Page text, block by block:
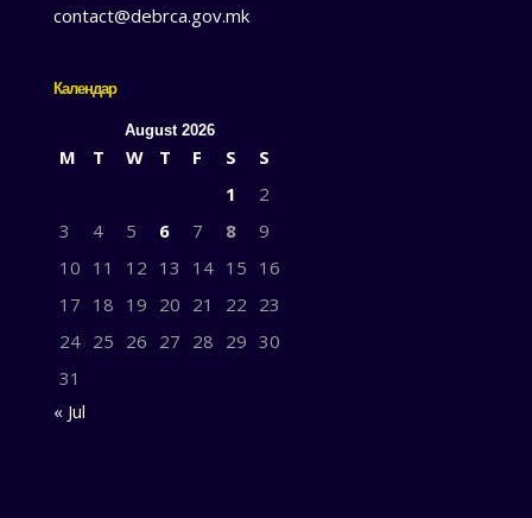
contact@debrca.gov.mk
Календар
August 2026
M T W T F S
S
1
2
3
4 5 6 7 8
9
10 11 12 13 14 15 16
17 18 19 20 21 22 23
24 25 26 27 28 29 30
31
« Jul